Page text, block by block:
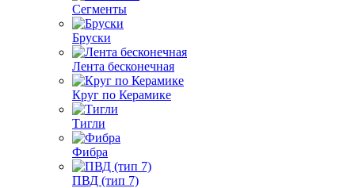
Сегменты
Бруски
Лента бесконечная
Круг по Керамике
Тигли
Фибра
ПВД (тип 7)